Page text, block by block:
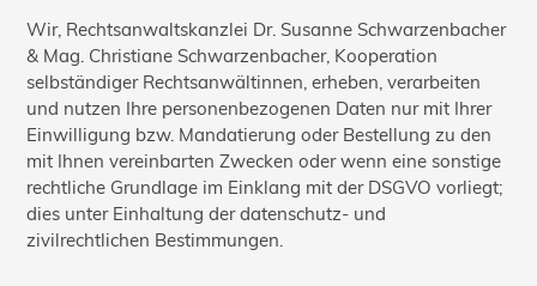
Wir, Rechtsanwaltskanzlei Dr. Susanne Schwarzenbacher
& Mag. Christiane Schwarzenbacher, Kooperation
selbständiger Rechtsanwältinnen, erheben, verarbeiten
und nutzen Ihre personenbezogenen Daten nur mit Ihrer
Einwilligung bzw. Mandatierung oder Bestellung zu den
mit Ihnen vereinbarten Zwecken oder wenn eine sonstige
rechtliche Grundlage im Einklang mit der DSGVO vorliegt;
dies unter Einhaltung der datenschutz- und
zivilrechtlichen Bestimmungen.